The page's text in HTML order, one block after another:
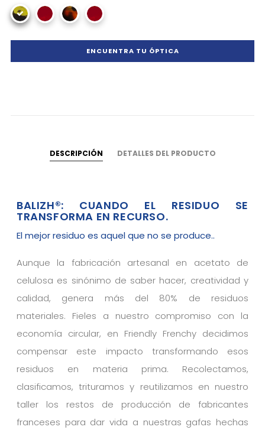
ENCUENTRA TU ÓPTICA
DESCRIPCIÓN DETALLES DEL PRODUCTO
BALIZH®: CUANDO EL RESIDUO SE
TRANSFORMA EN RECURSO.
El mejor residuo es aquel que no se produce..
Aunque la fabricación artesanal en acetato de
celulosa es sinónimo de saber hacer, creatividad y
calidad, genera más del 80% de residuos
materiales. Fieles a nuestro compromiso con la
economía circular, en Friendly Frenchy decidimos
compensar este impacto transformando esos
residuos en materia prima. Recolectamos,
clasificamos, trituramos y reutilizamos en nuestro
taller los restos de producción de fabricantes
franceses para dar vida a nuestras gafas hechas